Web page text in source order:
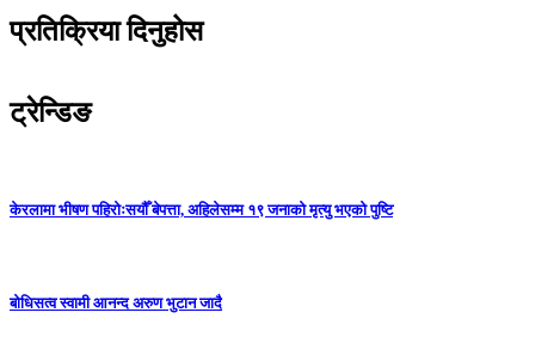
प्रतिक्रिया दिनुहोस
ट्रेन्डिङ
केरलामा भीषण पहिरोःसयौँ बेपत्ता, अहिलेसम्म १९ जनाको मृत्यु भएको पुष्टि
बोधिसत्व स्वामी आनन्द अरुण भुटान जादै